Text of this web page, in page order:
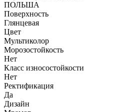
ПОЛЬША
Поверхность
Глянцевая
Цвет
Мультиколор
Морозостойкость
Нет
Класс износостойкости
Нет
Ректификация
Да
Дизайн